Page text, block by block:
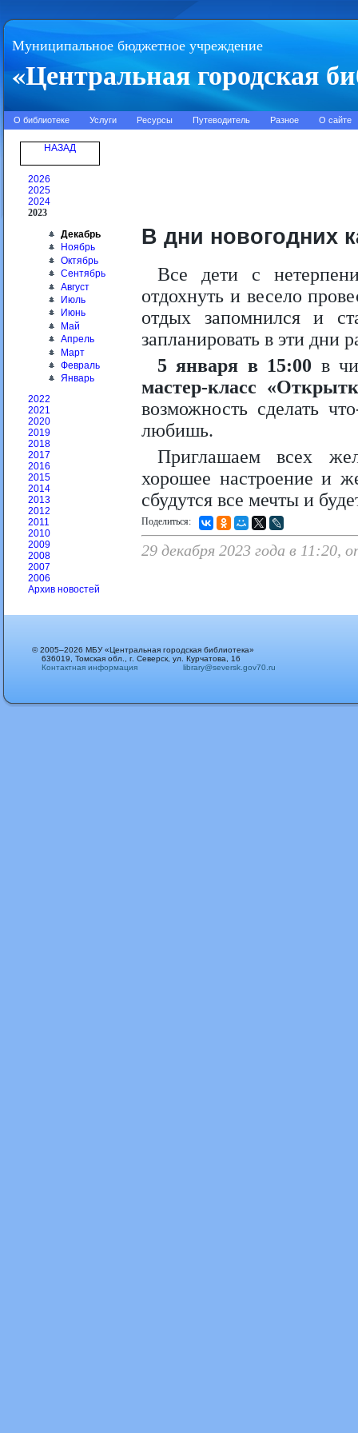
Муниципальное бюджетное учреждение
«Центральная городская
О библиотеке Услуги Ресурсы Путеводитель Разное О сайте
НАЗАД
2026
2025
2024
2023
Декабрь
Ноябрь
Октябрь
Сентябрь
Август
Июль
Июнь
Май
Апрель
Март
Февраль
Январь
2022
2021
2020
2019
2018
2017
2016
2015
2014
2013
2012
2011
2010
2009
2008
2007
2006
Архив новостей
В дни новогодних
Все дети с
отдохнуть и весело
отдых запомнился и
запланировать в эти дни
5 января в 15:00 в
мастер-класс
возможность сделать
любишь.
Приглашаем всех
хорошее настроение и
сбудутся все мечты и
Поделиться:
29 декабря 2023 года в 11:20,
© 2005–2026 МБУ «Центральная городская библиотека»
636019, Томская обл., г. Северск, ул. Курчатова, 16
Контактная информация
library@seversk.gov70.ru